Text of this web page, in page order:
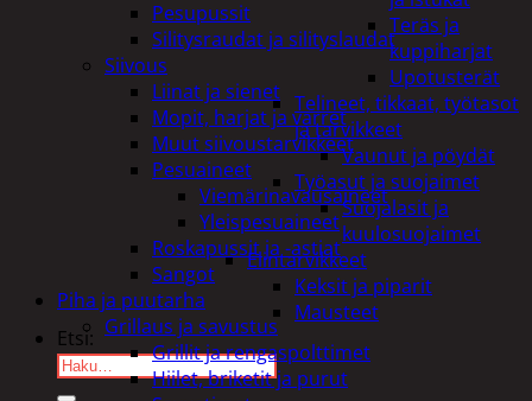
Teräs ja
kuppiharjat
Upotusterät
Telineet, tikkaat, työtasot
ja tarvikkeet
Vaunut ja pöydät
Työasut ja suojaimet
Suojalasit ja
kuulosuojaimet
Elintarvikkeet
Keksit ja piparit
Mausteet
Etsi:
Pesupussit
Silitysraudat ja silityslaudat
Siivous
Liinat ja sienet
Mopit, harjat ja varret
Muut siivoustarvikkeet
Pesuaineet
Viemärinavausaineet
Yleispesuaineet
Roskapussit ja -astiat
Sangot
Piha ja puutarha
Grillaus ja savustus
Grillit ja rengaspolttimet
Hiilet, briketit ja purut